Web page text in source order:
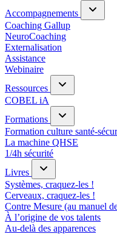
Accompagnements
Coaching Gallup
NeuroCoaching
Externalisation
Assistance
Webinaire
Ressources
COBEL iA
Formations
Formation culture santé-
La machine QHSE
1/4h sécurité
Livres
Systèmes, craquez-les !
Cerveaux, craquez-les !
Contre Mesure (au manuel
À l’origine de vos talents
Au-delà des apparences